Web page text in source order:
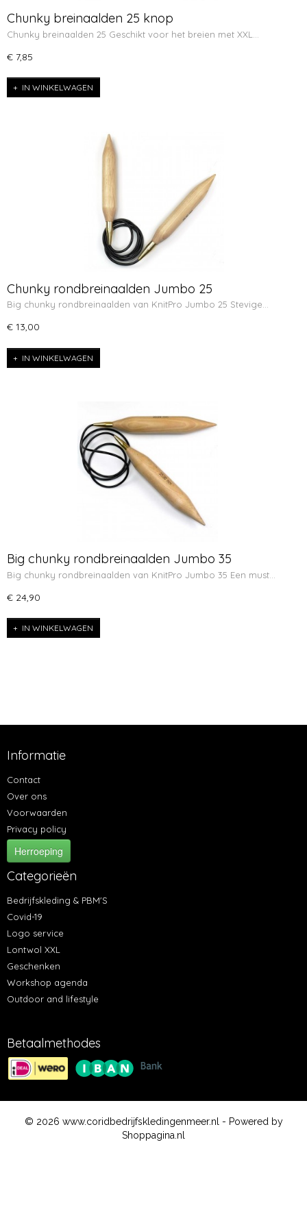
Chunky breinaalden 25 knop
Chunky breinaalden 25 Geschikt voor het breien met XXL…
€ 7,85
IN WINKELWAGEN
Chunky rondbreinaalden Jumbo 25
Big chunky rondbreinaalden van KnitPro Jumbo 25 Stevige…
€ 13,00
IN WINKELWAGEN
Big chunky rondbreinaalden Jumbo 35
Big chunky rondbreinaalden van KnitPro Jumbo 35 Een must…
€ 24,90
IN WINKELWAGEN
Informatie
Contact
Over ons
Voorwaarden
Privacy policy
Herroeping
Categorieën
Bedrijfskleding & PBM'S
Covid-19
Logo service
Lontwol XXL
Geschenken
Workshop agenda
Outdoor and lifestyle
Betaalmethodes
© 2026 www.coridbedrijfskledingenmeer.nl - Powered by
Shoppagina.nl